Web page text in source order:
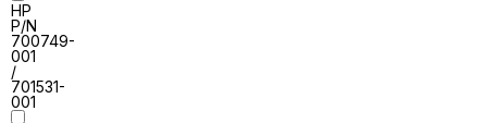
HP
P/N
700749-
001
/
701531-
001